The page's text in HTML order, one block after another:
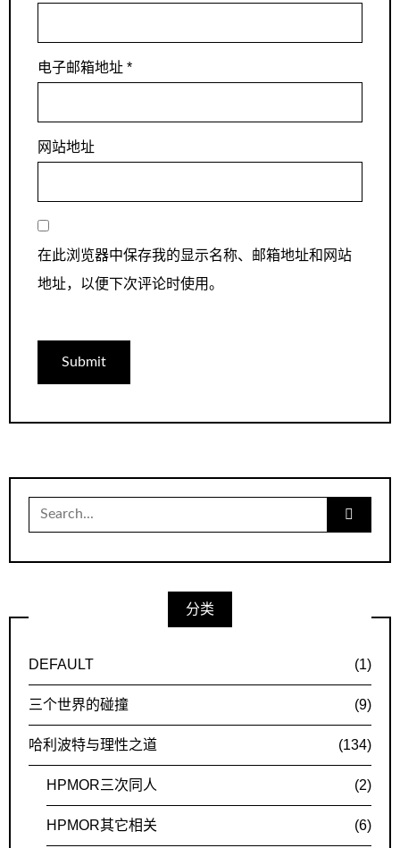
电子邮箱地址 *
网站地址
在此浏览器中保存我的显示名称、邮箱地址和网站
地址，以便下次评论时使用。
Search
for:
分类
DEFAULT (1)
三个世界的碰撞 (9)
哈利波特与理性之道 (134)
HPMOR三次同人 (2)
HPMOR其它相关 (6)